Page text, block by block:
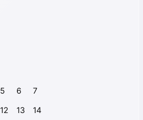
5 6
7
12 13
14